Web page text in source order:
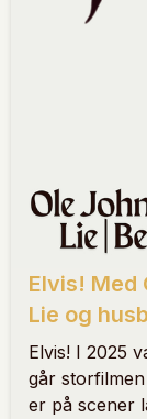
Elvis! Med
Lie og
Elvis! I 2025
går storfilmen
er på scener